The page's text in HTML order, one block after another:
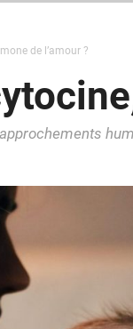
de l’amour ?